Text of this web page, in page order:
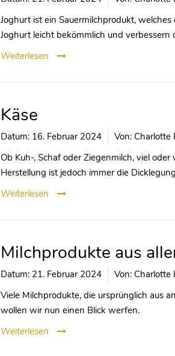
Joghurt ist ein Sauermilchprodukt,
Joghurt leicht bekömmlich und
Weiterlesen
Käse
Datum: 16. Februar 2024 Von:Charlotte
Ob Kuh-, Schaf oder Ziegenmilch, viel
Herstellung ist jedoch immer die
Weiterlesen
Milchprodukte aus
Datum: 21. Februar 2024 Von:Charlotte
Viele Milchprodukte, die ursprünglich aus
wollen wir nun einen Blick werfen.
Weiterlesen